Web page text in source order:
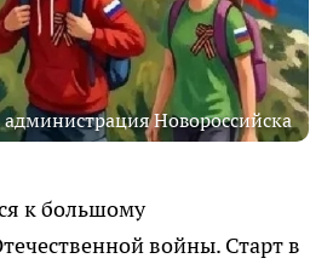
администрация Новороссийска
к большому
войны. Старт в